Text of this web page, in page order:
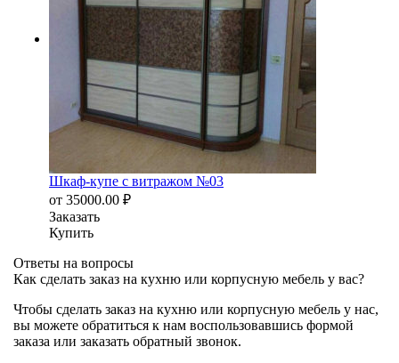
Шкаф-купе с витражом №03
от 35000.00 ₽
Заказать
Купить
Ответы на вопросы
Как сделать заказ на кухню или корпусную мебель у вас?
Чтобы сделать заказ на кухню или корпусную мебель у нас,
вы можете обратиться к нам воспользовавшись формой
заказа или заказать обратный звонок.